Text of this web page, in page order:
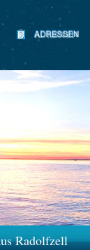
Radolfzell